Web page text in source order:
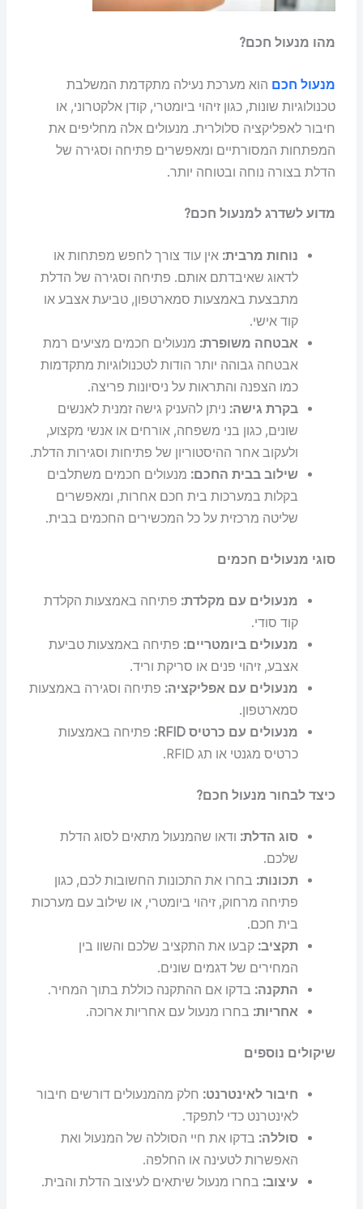
מהו מנעול חכם?
מנעול חכם הוא מערכת נעילה מתקדמת המשלבת
טכנולוגיות שונות, כגון זיהוי ביומטרי, קודן אלקטרוני, או
חיבור לאפליקציה סלולרית. מנעולים אלה מחליפים את
המפתחות המסורתיים ומאפשרים פתיחה וסגירה של
הדלת בצורה נוחה ובטוחה יותר.
מדוע לשדרג למנעול חכם?
נוחות מרבית: אין עוד צורך לחפש מפתחות או
לדאוג שאיבדתם אותם. פתיחה וסגירה של הדלת
מתבצעת באמצעות סמארטפון, טביעת אצבע או
קוד אישי.
אבטחה משופרת: מנעולים חכמים מציעים רמת
אבטחה גבוהה יותר הודות לטכנולוגיות מתקדמות
כמו הצפנה והתראות על ניסיונות פריצה.
בקרת גישה: ניתן להעניק גישה זמנית לאנשים
שונים, כגון בני משפחה, אורחים או אנשי מקצוע,
ולעקוב אחר ההיסטוריון של פתיחות וסגירות הדלת.
שילוב בבית החכם: מנעולים חכמים משתלבים
בקלות במערכות בית חכם אחרות, ומאפשרים
שליטה מרכזית על כל המכשירים החכמים בבית.
סוגי מנעולים חכמים
מנעולים עם מקלדת: פתיחה באמצעות הקלדת
קוד סודי.
מנעולים ביומטריים: פתיחה באמצעות טביעת
אצבע, זיהוי פנים או סריקת וריד.
מנעולים עם אפליקציה: פתיחה וסגירה באמצעות
סמארטפון.
מנעולים עם כרטיס RFID:
פתיחה באמצעות
כרטיס מגנטי או תג RFID.
כיצד לבחור מנעול חכם?
סוג הדלת: ודאו שהמנעול מתאים לסוג הדלת
שלכם.
תכונות: בחרו את התכונות החשובות לכם, כגון
פתיחה מרחוק, זיהוי ביומטרי, או שילוב עם מערכות
בית חכם.
תקציב: קבעו את התקציב שלכם והשוו בין
המחירים של דגמים שונים.
התקנה: בדקו אם ההתקנה כוללת בתוך המחיר.
אחריות: בחרו מנעול עם אחריות ארוכה.
שיקולים נוספים
חיבור לאינטרנט: חלק מהמנעולים דורשים חיבור
לאינטרנט כדי לתפקד.
סוללה: בדקו את חיי הסוללה של המנעול ואת
האפשרות לטעינה או החלפה.
עיצוב: בחרו מנעול שיתאים לעיצוב הדלת והבית.